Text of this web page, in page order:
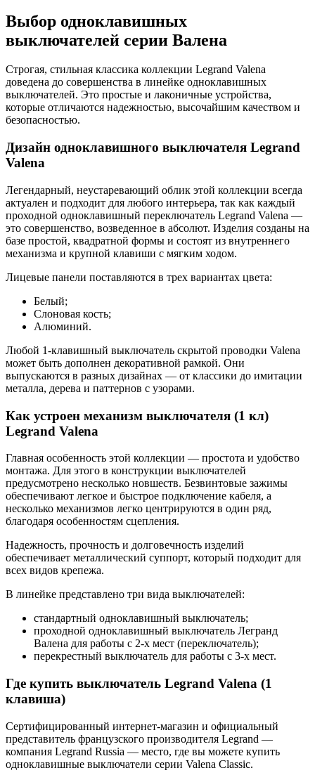
Выбор одноклавишных
выключателей серии Валена
Строгая, стильная классика коллекции Legrand Valena
доведена до совершенства в линейке одноклавишных
выключателей. Это простые и лаконичные устройства,
которые отличаются надежностью, высочайшим качеством и
безопасностью.
Дизайн одноклавишного выключателя Legrand
Valena
Легендарный, неустаревающий облик этой коллекции всегда
актуален и подходит для любого интерьера, так как каждый
проходной одноклавишный переключатель Legrand Valena —
это совершенство, возведенное в абсолют. Изделия созданы на
базе простой, квадратной формы и состоят из внутреннего
механизма и крупной клавиши с мягким ходом.
Лицевые панели поставляются в трех вариантах цвета:
Белый;
Слоновая кость;
Алюминий.
Любой 1-клавишный выключатель скрытой проводки Valena
может быть дополнен декоративной рамкой. Они
выпускаются в разных дизайнах — от классики до имитации
металла, дерева и паттернов с узорами.
Как устроен механизм выключателя (1 кл)
Legrand Valena
Главная особенность этой коллекции — простота и удобство
монтажа. Для этого в конструкции выключателей
предусмотрено несколько новшеств. Безвинтовые зажимы
обеспечивают легкое и быстрое подключение кабеля, а
несколько механизмов легко центрируются в один ряд,
благодаря особенностям сцепления.
Надежность, прочность и долговечность изделий
обеспечивает металлический суппорт, который подходит для
всех видов крепежа.
В линейке представлено три вида выключателей:
стандартный одноклавишный выключатель;
проходной одноклавишный выключатель Легранд
Валена для работы с 2-х мест (переключатель);
перекрестный выключатель для работы с 3-х мест.
Где купить выключатель Legrand Valena (1
клавиша)
Сертифицированный интернет-магазин и официальный
представитель французского производителя Legrand —
компания Legrand Russia — место, где вы можете купить
одноклавишные выключатели серии Valena Classic.